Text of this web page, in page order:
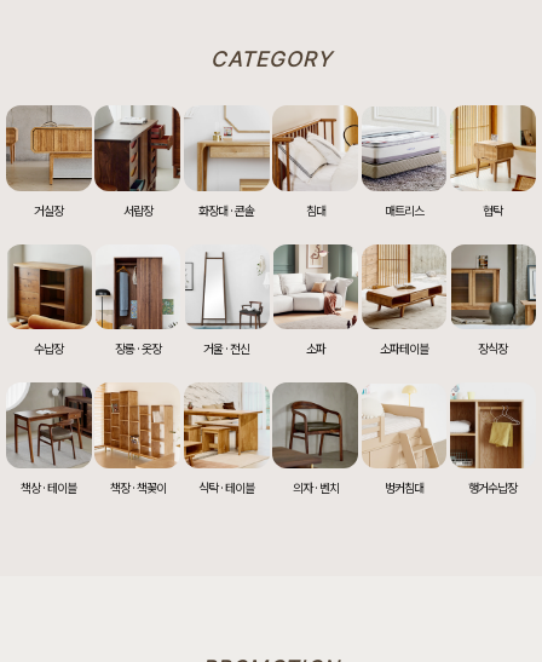
CATEGORY
거실장 서랍장 화장대 · 콘솔 침대 매트리스 협탁
수납장 장롱 · 옷장 거울 · 전신 소파 소파테이블 장식장
책상 · 테이블 책장 · 책꽂이 식탁 · 테이블 의자 · 벤치 벙커침대 행거수납장